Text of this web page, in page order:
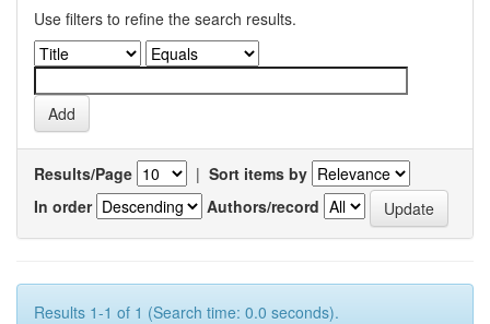
Use filters to refine the search results.
Results/Page | Sort items by
In order
Authors/record
Results 1-1 of 1 (Search time: 0.0 seconds).